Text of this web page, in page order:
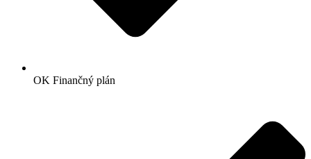
OK Finančný plán